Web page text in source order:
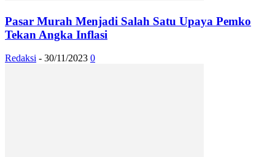
Pasar Murah Menjadi Salah Satu Upaya Pemko
Tekan Angka Inflasi
Redaksi - 30/11/2023 0